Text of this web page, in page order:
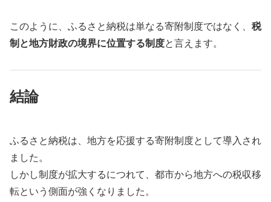
このように、ふるさと納税は単なる寄附制度ではなく、 税
制と地方財政の境界に位置する制度と言えます。
結論
ふるさと納税は、地方を応援する寄附制度として導入され
ました。
しかし制度が拡大するにつれて、都市から地方への税収移
転という側面が強くなりました。